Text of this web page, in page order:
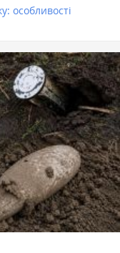
особливості